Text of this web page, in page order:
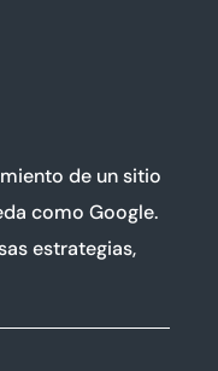
de un sitio
como Google.
estrategias,